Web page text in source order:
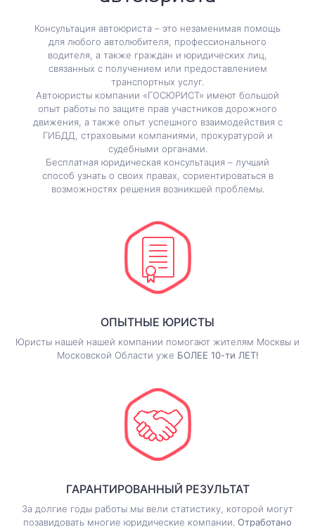
Консультация автоюриста – это незаменимая помощь
для любого автолюбителя, профессионального
водителя, а также граждан и юридических лиц,
связанных с получением или предоставлением
транспортных услуг.
Автоюристы компании «ГОСЮРИСТ» имеют большой
опыт работы по защите прав участников дорожного
движения, а также опыт успешного взаимодействия с
ГИБДД, страховыми компаниями, прокуратурой и
судебными органами.
Бесплатная юридическая консультация – лучший
способ узнать о своих правах, сориентироваться в
возможностях решения возникшей проблемы.
ОПЫТНЫЕ ЮРИСТЫ
Юристы нашей нашей компании помогают жителям Москвы и
Московской Области уже БОЛЕЕ 10-ти ЛЕТ!
ГАРАНТИРОВАННЫЙ РЕЗУЛЬТАТ
За долгие годы работы мы вели статистику, которой могут
позавидовать многие юридические компании. Отработано